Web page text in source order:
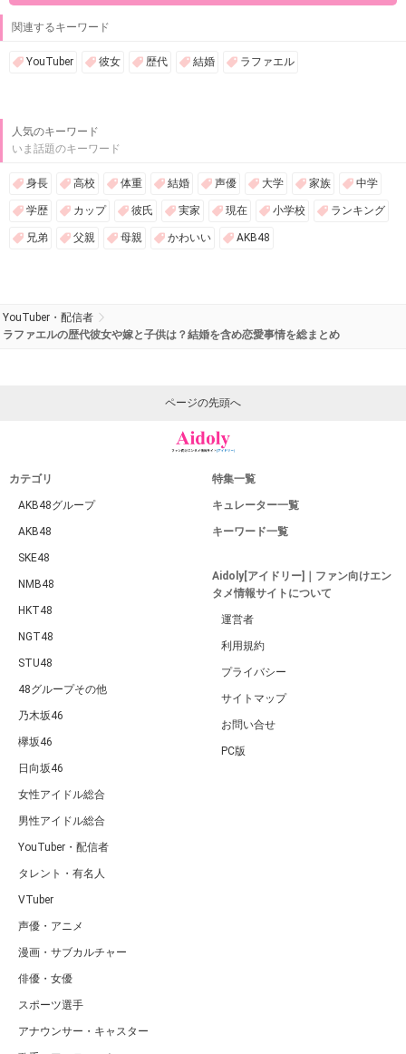
関連するキーワード
YouTuber 彼女 歴代 結婚 ラファエル
人気のキーワード
いま話題のキーワード
身長 高校 体重 結婚 声優 大学 家族 中学
学歴 カップ 彼氏 実家 現在 小学校 ランキング
兄弟 父親 母親 かわいい AKB48
YouTuber・配信者
ラファエルの歴代彼女や嫁と子供は？結婚を含め恋愛事情を総まとめ
ページの先頭へ
カテゴリ
AKB48グループ
AKB48
SKE48
NMB48
HKT48
NGT48
STU48
48グループその他
乃木坂46
欅坂46
日向坂46
女性アイドル総合
男性アイドル総合
YouTuber・配信者
タレント・有名人
VTuber
声優・アニメ
漫画・サブカルチャー
俳優・女優
スポーツ選手
アナウンサー・キャスター
特集一覧
キュレーター一覧
キーワード一覧
Aidoly[アイドリー]｜ファン向けエン
タメ情報サイトについて
運営者
利用規約
プライバシー
サイトマップ
お問い合せ
PC版